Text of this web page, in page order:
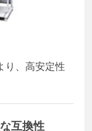
り、高安定性
互換性